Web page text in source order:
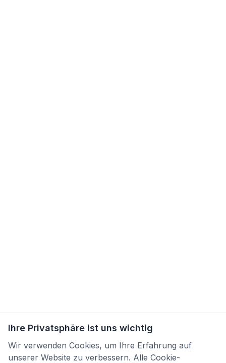
Ihre Privatsphäre ist uns wichtig
Wir verwenden Cookies, um Ihre Erfahrung auf
unserer Website zu verbessern. Alle Cookie-